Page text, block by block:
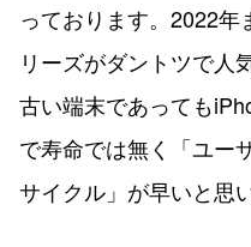
っております。2022
リーズがダントツで人
古い端末であっても
で寿命では無く「ユー
サイクル」が早いと思